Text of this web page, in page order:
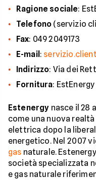
Ragione sociale:
Telefono (servizio
Fax: 049 2049173
E-mail :
Indirizzo: Via dei
Fornitura: EstEnergy
Estenergy nasce il 28
come una nuova
elettrica dopo la
energetico. Nel 2007
gas naturale.
società specializzata
e gas naturale